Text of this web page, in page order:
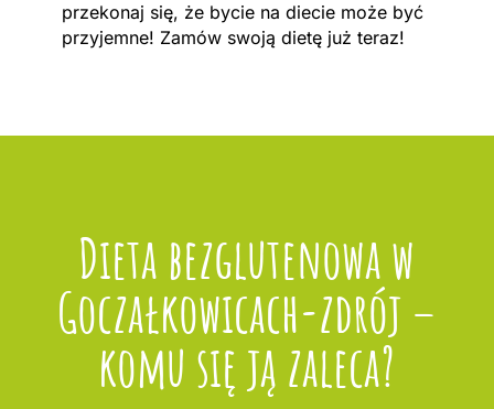
przekonaj się, że bycie na diecie może być
przyjemne! Zamów swoją dietę już teraz!
Dieta bezglutenowa w
Goczałkowicach-zdrój –
komu się ją zaleca?